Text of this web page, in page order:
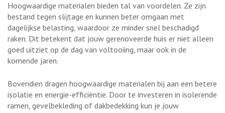
Hoogwaardige materialen bieden tal van voordelen. Ze zijn
bestand tegen slijtage en kunnen beter omgaan met
dagelijkse belasting, waardoor ze minder snel beschadigd
raken. Dit betekent dat jouw gerenoveerde huis er niet alleen
goed uitziet op de dag van voltooiing, maar ook in de
komende jaren.
Bovendien dragen hoogwaardige materialen bij aan een betere
isolatie en energie-efficiëntie. Door te investeren in isolerende
ramen, gevelbekleding of dakbedekking kun je jouw